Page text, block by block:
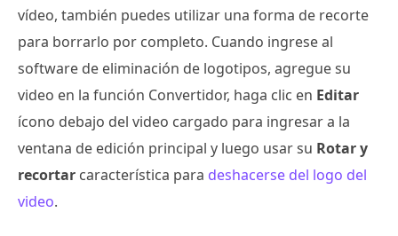
vídeo, también puedes utilizar una forma de recorte
para borrarlo por completo. Cuando ingrese al
software de eliminación de logotipos, agregue su
video en la función Convertidor, haga clic en Editar
ícono debajo del video cargado para ingresar a la
ventana de edición principal y luego usar su Rotar y
recortar característica para deshacerse del logo del
video.